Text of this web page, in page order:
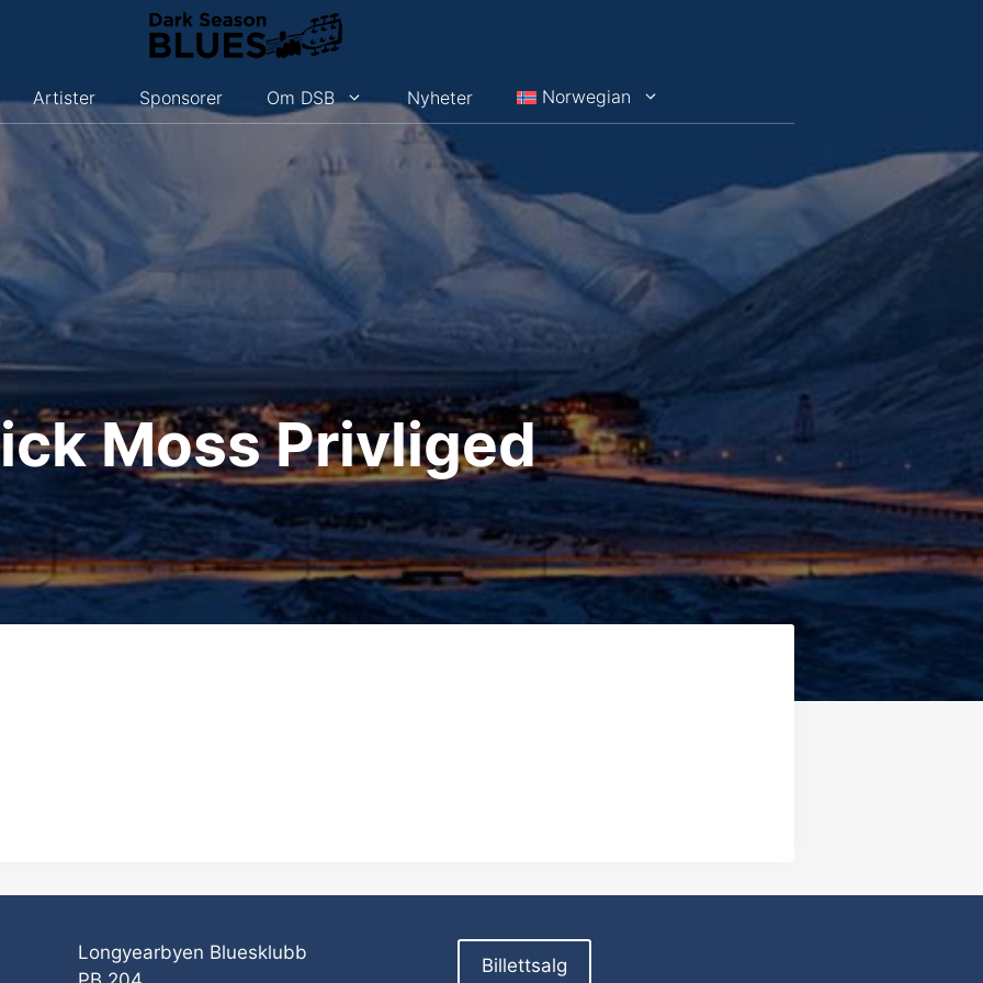
Artister Sponsorer Om DSB Nyheter Norwegian
Moss Privliged
Longyearbyen Bluesklubb
Billettsalg